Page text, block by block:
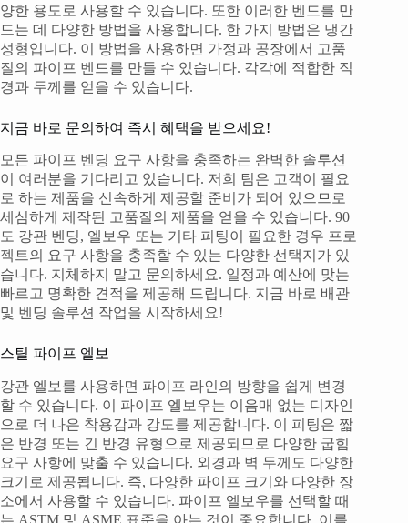
양한 용도로 사용할 수 있습니다. 또한 이러한 벤드를 만
드는 데 다양한 방법을 사용합니다. 한 가지 방법은 냉간
성형입니다. 이 방법을 사용하면 가정과 공장에서 고품
질의 파이프 벤드를 만들 수 있습니다. 각각에 적합한 직
경과 두께를 얻을 수 있습니다.
지금 바로 문의하여 즉시 혜택을 받으세요!
모든 파이프 벤딩 요구 사항을 충족하는 완벽한 솔루션
이 여러분을 기다리고 있습니다. 저희 팀은 고객이 필요
로 하는 제품을 신속하게 제공할 준비가 되어 있으므로
세심하게 제작된 고품질의 제품을 얻을 수 있습니다. 90
도 강관 벤딩, 엘보우 또는 기타 피팅이 필요한 경우 프로
젝트의 요구 사항을 충족할 수 있는 다양한 선택지가 있
습니다. 지체하지 말고 문의하세요. 일정과 예산에 맞는
빠르고 명확한 견적을 제공해 드립니다. 지금 바로 배관
및 벤딩 솔루션 작업을 시작하세요!
스틸 파이프 엘보
강관 엘보를 사용하면 파이프 라인의 방향을 쉽게 변경
할 수 있습니다. 이 파이프 엘보우는 이음매 없는 디자인
으로 더 나은 착용감과 강도를 제공합니다. 이 피팅은 짧
은 반경 또는 긴 반경 유형으로 제공되므로 다양한 굽힘
요구 사항에 맞출 수 있습니다. 외경과 벽 두께도 다양한
크기로 제공됩니다. 즉, 다양한 파이프 크기와 다양한 장
소에서 사용할 수 있습니다. 파이프 엘보우를 선택할 때